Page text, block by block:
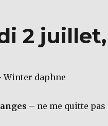
2 juillet,
daphne
– ne me quitte pas